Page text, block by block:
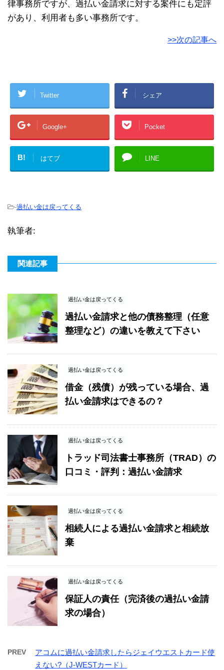
律事務所ですが、過払い金請求に対する案件にも定評
があり、利用者も多い事務所です。
>>次の記事へ
Twitter シェア
Google+ Pocket
B! はてブ LINE
-過払い金は戻ってくる
執筆者:
関連記事
過払い金は戻ってくる
過払い金請求と他の債務整理（任意
整理など）の違いを教えて下さい
過払い金は戻ってくる
借金（残債）が残っている場合、過
払い金請求はできるの？
過払い金は戻ってくる
トラッド司法書士事務所（TRAD）の
口コミ・評判：過払い金請求
過払い金は戻ってくる
相続人による過払い金請求と相続放
棄
過払い金は戻ってくる
保証人の責任（完済後の過払い金請
求の場合）
PREV
アコムに過払い金請求したらジェイウエストカード使
えない?（J-WESTカード）